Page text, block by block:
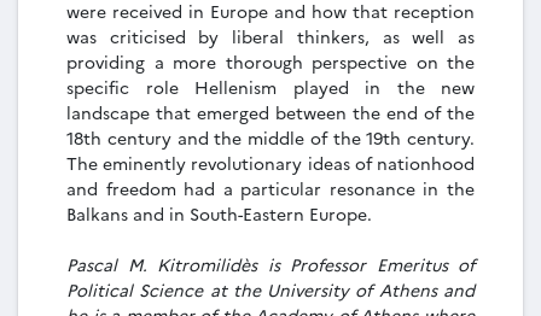
were received in Europe and how that reception
was criticised by liberal thinkers, as well as
providing a more thorough perspective on the
specific role Hellenism played in the new
landscape that emerged between the end of the
18th century and the middle of the 19th century.
The eminently revolutionary ideas of nationhood
and freedom had a particular resonance in the
Balkans and in South-Eastern Europe.
Pascal M. Kitromilidès is Professor Emeritus of
Political Science at the University of Athens and